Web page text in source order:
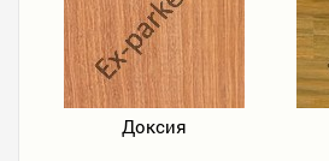
Доксия